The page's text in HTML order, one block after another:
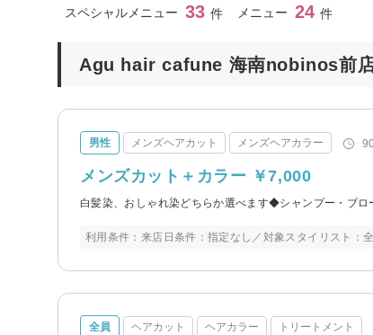
スペシャルメニュー 33 件 メニュー 24 件
Agu hair cafune 海南nobinos前
男性 メンズヘアカット メンズヘアカラー
メンズカット＋カラー ￥7,000
白髪染、おしゃれ染どちらか選べます◆シャンプー・ブ
利用条件：来店日条件：指定なし／対象スタイリスト：
全員 ヘアカット ヘアカラー トリートメント